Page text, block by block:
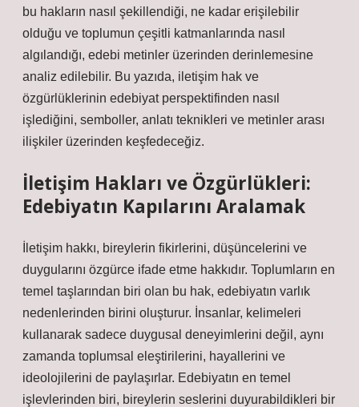
bu hakların nasıl şekillendiği, ne kadar erişilebilir
olduğu ve toplumun çeşitli katmanlarında nasıl
algılandığı, edebi metinler üzerinden derinlemesine
analiz edilebilir. Bu yazıda, iletişim hak ve
özgürlüklerinin edebiyat perspektifinden nasıl
işlediğini, semboller, anlatı teknikleri ve metinler arası
ilişkiler üzerinden keşfedeceğiz.
İletişim Hakları ve Özgürlükleri:
Edebiyatın Kapılarını Aralamak
İletişim hakkı, bireylerin fikirlerini, düşüncelerini ve
duygularını özgürce ifade etme hakkıdır. Toplumların en
temel taşlarından biri olan bu hak, edebiyatın varlık
nedenlerinden birini oluşturur. İnsanlar, kelimeleri
kullanarak sadece duygusal deneyimlerini değil, aynı
zamanda toplumsal eleştirilerini, hayallerini ve
ideolojilerini de paylaşırlar. Edebiyatın en temel
işlevlerinden biri, bireylerin seslerini duyurabildikleri bir